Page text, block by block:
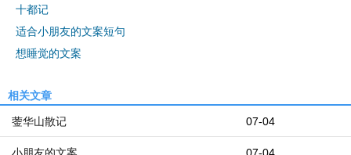
十都记
适合小朋友的文案短句
想睡觉的文案
相关文章
07-04
蓥华山散记